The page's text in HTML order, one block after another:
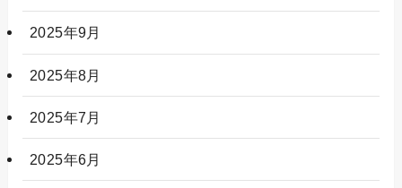
2025年9月
2025年8月
2025年7月
2025年6月